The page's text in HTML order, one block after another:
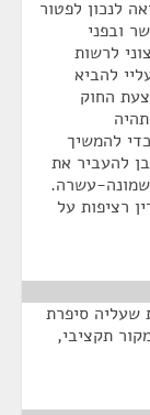
לנכון לפטור
ובפני
לרשות
להביא
החוק
להמשיך
להעביר את
עשרה.
רציפות על
שעליה סיפרת
תקציבי,